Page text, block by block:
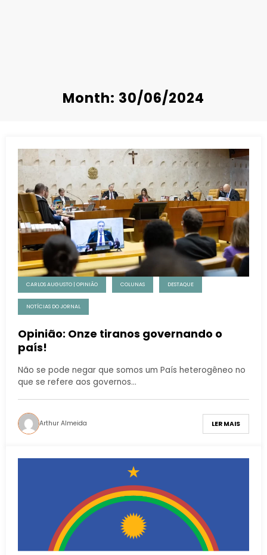
Month: 30/06/2024
CARLOS AUGUSTO | OPINIÃO COLUNAS DESTAQUE
NOTÍCIAS DO JORNAL
Opinião: Onze tiranos governando o
país!
Não se pode negar que somos um País heterogêneo no
que se refere aos governos…
Arthur Almeida LER MAIS